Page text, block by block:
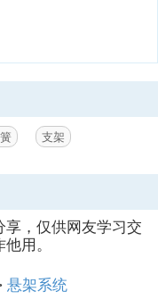
支架
，仅供网友学习交
用。
悬架系统